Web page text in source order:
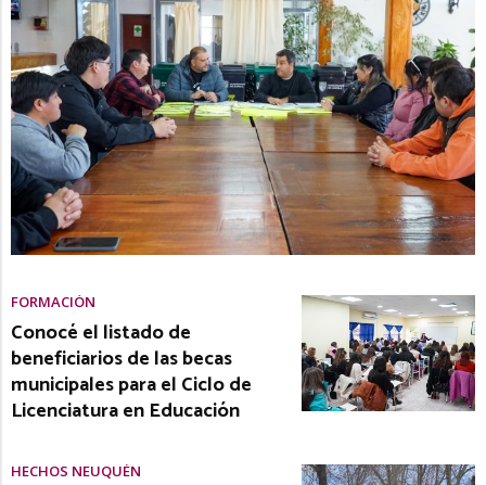
FORMACIÓN
Conocé el listado de
beneficiarios de las becas
municipales para el Ciclo de
Licenciatura en Educación
HECHOS NEUQUÉN